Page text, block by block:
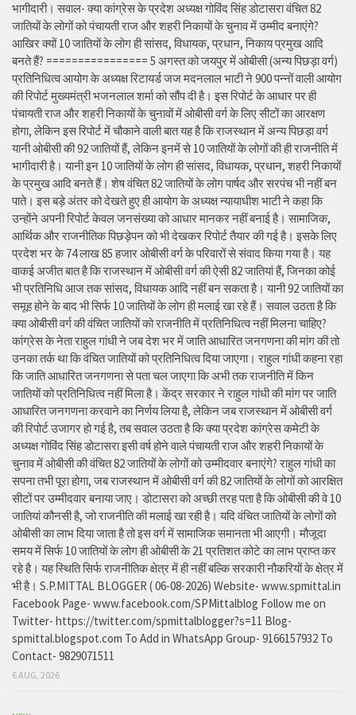
भागीदारी। सवाल- क्या कांग्रेस के प्रदेश अध्यक्ष गोविंद सिंह डोटासरा वंचित 82
जातियों के लोगों को पंचायती राज और शहरी निकायों के चुनाव में उम्मीद बनाएंगे?
आखिर क्यों 10 जातियों के लोग ही सांसद, विधायक, प्रधान, निकाय प्रमुख आदि
बनते हैं? ================ 5 अगस्त को जयपुर में ओबीसी (अन्य पिछड़ा वर्ग)
प्रतिनिधित्व आयोग के अध्यक्ष रिटायर्ड जज मदनलाल भाटी ने 900 पन्नों वाली आयोग
की रिपोर्ट मुख्यमंत्री भजनलाल शर्मा को सौंप दी है। इस रिपोर्ट के आधार पर ही
पंचायती राज और शहरी निकायों के चुनावों में ओबीसी वर्ग के लिए सीटों का आरक्षण
होगा, लेकिन इस रिपोर्ट में चौकाने वाली बात यह है कि राजस्थान में अन्य पिछड़ा वर्ग
यानी ओबीसी की 92 जातियों हैं, लेकिन इनमें से 10 जातियों के लोगों की ही राजनीति में
भागीदारी है। यानी इन 10 जातियों के लोग ही सांसद, विधायक, प्रधान, शहरी निकायों
के प्रमुख आदि बनते हैं। शेष वंचित 82 जातियों के लोग पार्षद और सरपंच भी नहीं बन
पाते। इस बड़े अंतर को देखते हुए ही आयोग के अध्यक्ष न्यायाधीश भाटी ने कहा कि
उन्होंने अपनी रिपोर्ट केवल जनसंख्या को आधार मानकर नहीं बनाई है। सामाजिक,
आर्थिक और राजनीतिक पिछड़ेपन को भी देखकर रिपोर्ट तैयार की गई है। इसके लिए
प्रदेश भर के 74 लाख 85 हजार ओबीसी वर्ग के परिवारों से संवाद किया गया है। यह
वाकई अजीत बात है कि राजस्थान में ओबीसी वर्ग की ऐसी 82 जातियां हैं, जिनका कोई
भी प्रतिनिधि आज तक सांसद, विधायक आदि नहीं बन सकता है। यानी 92 जातियों का
समूह होने के बाद भी सिर्फ 10 जातियों के लोग ही मलाई खा रहे हैं। सवाल उठता है कि
क्या ओबीसी वर्ग की वंचित जातियों को राजनीति में प्रतिनिधित्व नहीं मिलना चाहिए?
कांग्रेस के नेता राहुल गांधी ने जब देश भर में जाति आधारित जनगणना की मांग की तो
उनका तर्क था कि वंचित जातियों को प्रतिनिधित्व दिया जाएगा। राहुल गांधी कहना रहा
कि जाति आधारित जनगणना से पता चल जाएगा कि अभी तक राजनीति में किन
जातियों को प्रतिनिधित्व नहीं मिला है। केंद्र सरकार ने राहुल गांधी की मांग पर जाति
आधारित जनगणना करवाने का निर्णय लिया है, लेकिन जब राजस्थान में ओबीसी वर्ग
की रिपोर्ट उजागर हो गई है, तब सवाल उठता है कि क्या प्रदेश कांग्रेस कमेटी के
अध्यक्ष गोविंद सिंह डोटासरा इसी वर्ष होने वाले पंचायती राज और शहरी निकायों के
चुनाव में ओबीसी की वंचित 82 जातियों के लोगों को उम्मीदवार बनाएंगे? राहुल गांधी का
सपना तभी पूरा होगा, जब राजस्थान में ओबीसी वर्ग की 82 जातियों के लोगों को आरक्षित
सीटों पर उम्मीदवार बनाया जाए। डोटासरा को अच्छी तरह पता है कि ओबीसी की वे 10
जातियां कौनसी है, जो राजनीति की मलाई खा रही है। यदि वंचित जातियों के लोगों को
ओबीसी का लाभ दिया जाता है तो इस वर्ग में सामाजिक समानता भी आएगी। मौजूदा
समय में सिर्फ 10 जातियों के लोग ही ओबीसी के 21 प्रतिशत कोटे का लाभ प्राप्त कर
रहे है। यह स्थिति सिर्फ राजनीतिक क्षेत्र में ही नहीं बल्कि सरकारी नौकरियों के क्षेत्र में
भी है। S.P.MITTAL BLOGGER ( 06-08-2026) Website- www.spmittal.in
Facebook Page- www.facebook.com/SPMittalblog Follow me on
Twitter- https://twitter.com/spmittalblogger?s=11 Blog-
spmittal.blogspot.com To Add in WhatsApp Group- 9166157932 To
Contact- 9829071511
6 AUG, 2026